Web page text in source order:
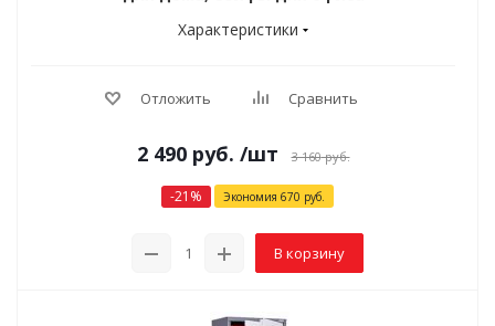
Характеристики
Отложить Сравнить
2 490руб. /шт 3 160руб.
-21 % Экономия 670 руб.
В корзину